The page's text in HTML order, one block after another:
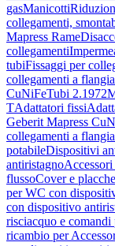
gasManicotti
collegamenti,
Mapress Rame
collegamenti
tubiFissaggi per
collegamenti a flangia
CuNiFeTubi 2.1972
TAdattatori fissi
Geberit Mapress
collegamenti a flangia
potabileDispositivi
antiristagno
flussoCover e
per WC con
con dispositivo
risciacquo e
ricambio per